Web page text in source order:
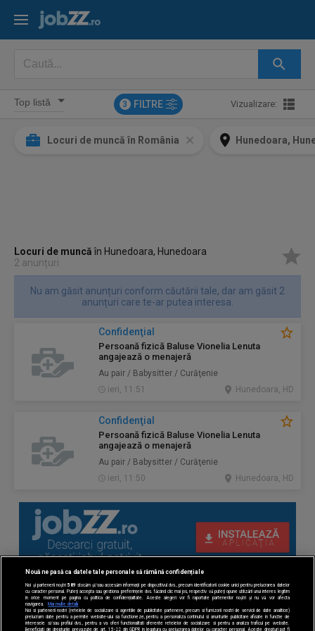
3 FILTRE Vizualizare:
Locuri de muncă în România Hunedoara,
Locuri de muncăîn Hunedoara, Hunedoara
2 anunțuri
Nu am găsit anunțuri conform căutării tale, dar am găsit 2
anunțuri care te-ar putea interesa.
Confidenţial
Persoană fizică Baluse Vionelia Lenuta
angajează o menajeră
Au pair / Babysitter / Curăţenie
ieri, 11:51
Hunedoara, HD
Confidenţial
Persoană fizică Baluse Vionelia Lenuta
angajează o menajeră
Au pair / Babysitter / Curăţenie
ieri, 11:50
Hunedoara, HD
Nouă ne pasă ca datele tale personale să rămână confidențiale
Noi și partenerii noștri 589 stocăm și/sau accesăm informații pe dispozitivul dvs., precum identificatorii cookie unici pentru prelucrarea datelor
cu caracter personal. Puteți accepta sau gestiona preferințele dvs. făcând clic mai jos, respectiv vă puteți opune utilizării unui interes legitim
în orice moment pe pagina cu politica de confidențialitate. Aceste alegeri vor fi raportate partenerilor noștri și nu vă vor afecta
navigarea.
Mai multe detalii
Noi si partenerii nostri (retelele de socializare si agentiile de publicitate partenere, precum si furnizorii nostri de servicii de date analitice)
prelucram date pentru a permite website-ului sa functioneze, pentru a personaliza continutul si anunturile publicitare afisate in functie de
interesele si/sau profilul dvs., pentru a va oferi functionalitati aferente retelelor de socializare si pentru a analiza traficul pe website.
Beneficiati de drepturile prevazute de art. 15-22 din GDPR in legatura cu prelucrarea datelor cu caracter personal. Aceste drepturi pot fi